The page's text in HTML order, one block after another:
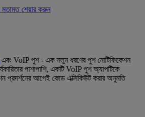
শেয়ার করুন
এবং VoIP পুশ - এক নতুন ধরণের পুশ নোটিফিকেশন
পাশাপাশি, একটি VoIP পুশ অ্যাপটিকে
প্রদর্শনের আগেই কোড এক্সিকিউট করার অনুমতি